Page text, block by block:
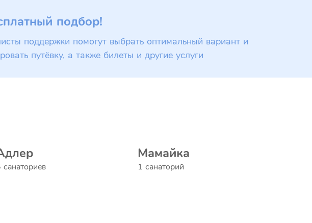
подбор!
поддержки помогут выбрать оптимальный вариант и
путёвку, а также билеты и другие услуги
санаториев
Мамайка
1 санаторий